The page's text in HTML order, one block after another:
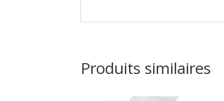
Produits similaires